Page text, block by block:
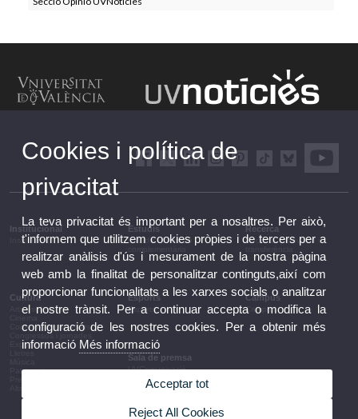
Institucional
Institucional
Estudis
Estudis i formació
Recerca
Recerca, innovació i
Cultura
Arts escèniques
Conferències i debats
Congressos i jornades
Exposicions
Patrimoni
Esports
Esports
Campus
Campus
Sala de premsa
UVComunicació
Notes de premsa
Agenda de govern
Informació corporativa
Cookies i política de
privacitat
La teva privacitat és important per a nosaltres. Per això,
t'informem que utilitzem cookies pròpies i de tercers per a
realitzar anàlisis d'ús i mesurament de la nostra pàgina
web amb la finalitat de personalitzar continguts,així com
proporcionar funcionalitats a les xarxes socials o analitzar
el nostre trànsit. Per a continuar accepta o modifica la
configuració de les nostres cookies. Per a obtenir més
informació Més informació
Acceptar tot
Reject All Cookies